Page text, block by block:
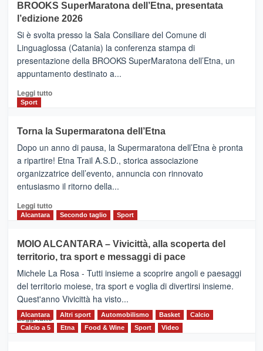
con
la
Al
via
i
collegamenti
BROOKS SuperMaratona dell’Etna, presentata
l’edizione 2026
Si è svolta presso la Sala Consiliare del Comune di
Linguaglossa (Catania) la conferenza stampa di
presentazione della BROOKS SuperMaratona dell’Etna, un
appuntamento destinato a...
Leggi tuttoLeggi
BROOKS
SuperMaratona
dell’Etna,
presentata
l’edizione
2026
Sport
Torna la Supermaratona dell’Etna
Dopo un anno di pausa, la Supermaratona dell’Etna è pronta
a ripartire! Etna Trail A.S.D., storica associazione
organizzatrice dell’evento, annuncia con rinnovato
entusiasmo il ritorno della...
Leggi tuttoLeggi
Torna
la
Supermaratona
dell’Etna
Alcantara Secondo taglio Sport
MOIO ALCANTARA – Vivicittà, alla scoperta del
territorio, tra sport e messaggi di pace
Michele La Rosa - Tutti insieme a scoprire angoli e paesaggi
del territorio moiese, tra sport e voglia di divertirsi insieme.
Quest'anno Vivicittà ha visto...
Leggi tutto Leggi
Alcantara Altri sport Automobilismo Basket
Calcio
Calcio a 5
Etna Food & Wine Sport Video